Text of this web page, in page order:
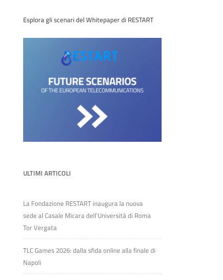
Esplora gli scenari del Whitepaper di RESTART
ULTIMI ARTICOLI
La Fondazione RESTART inaugura la nuova
sede al Casale Micara dell’Università di Roma
Tor Vergata
TLC Games 2026: dalla sfida online alla finale di
Napoli